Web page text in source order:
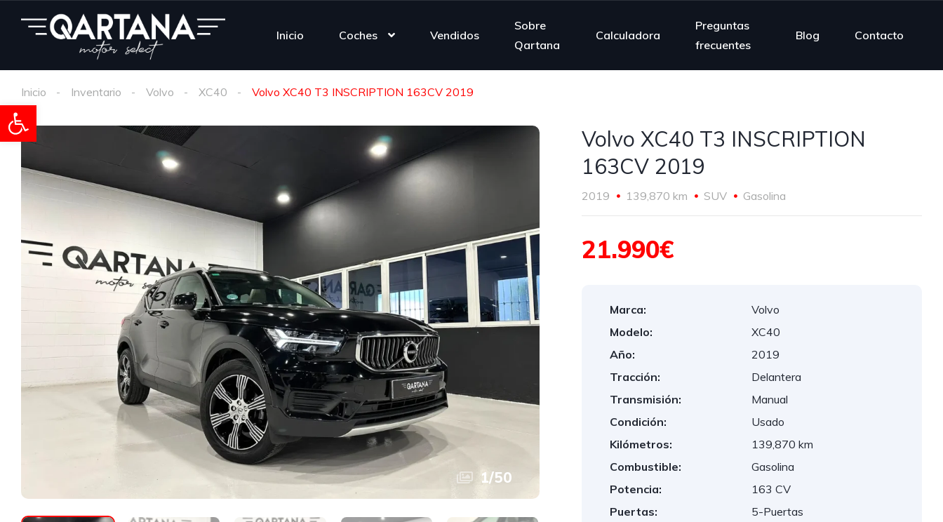
Abrir barra de herramientas
Inicio Coches Vendidos
Sobre
Qartana
Calculadora
Preguntas
frecuentes
Blog Contacto
Inicio Inventario Volvo XC40 Volvo XC40 T3 INSCRIPTION 163CV 2019
1/50
Volvo XC40 T3 INSCRIPTION
163CV 2019
2019 139,870 km SUV Gasolina
21.990€
Marca:
Volvo
Modelo:
XC40
Año:
2019
Tracción:
Delantera
Transmisión:
Manual
Condición:
Usado
Kilómetros:
139,870 km
Combustible:
Gasolina
Potencia:
163 CV
Puertas:
5-Puertas